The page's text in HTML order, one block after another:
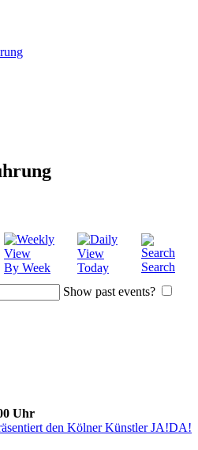
By Week Today
Search
Show past events?
Uhr
den Kölner Künstler JA!DA!